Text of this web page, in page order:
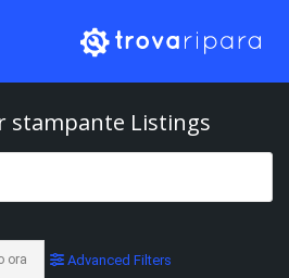
stampante Listings
ora Advanced Filters